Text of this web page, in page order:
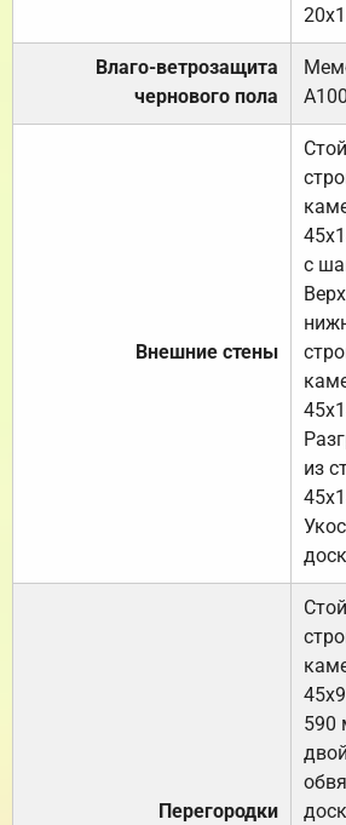
Влаго-ветрозащита
чернового пола
Внешние стены
с
из
Перегородки
590